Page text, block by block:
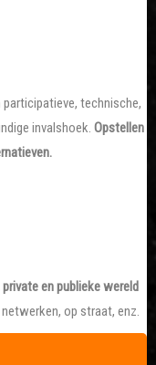
technische,
invalshoek. Opstellen
en publieke wereld
op straat, enz.